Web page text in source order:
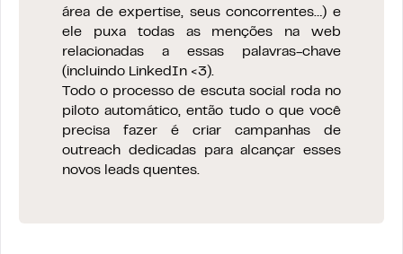
área de expertise, seus concorrentes…) e
ele puxa todas as menções na web
relacionadas a essas palavras-chave
(incluindo LinkedIn <3).
Todo o processo de escuta social roda no
piloto automático, então tudo o que você
precisa fazer é criar campanhas de
outreach dedicadas para alcançar esses
novos leads quentes.